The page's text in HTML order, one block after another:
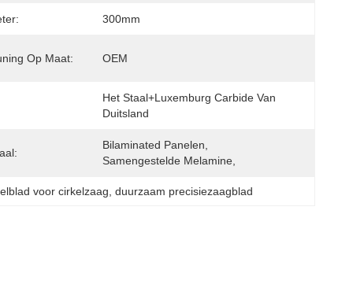
300mm
Op Maat: OEM
Het Staal+luxemburg Carbide Van
Duitsland
Bilaminated Panelen,
Samengestelde Melamine,
voor cirkelzaag , duurzaam precisiezaagblad